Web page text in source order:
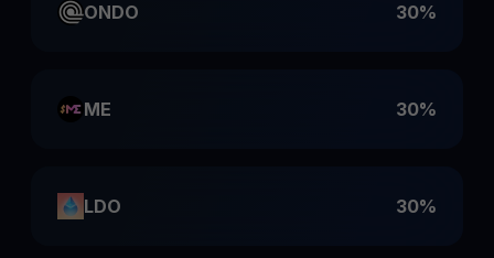
ONDO 30%
ME 30%
LDO 30%